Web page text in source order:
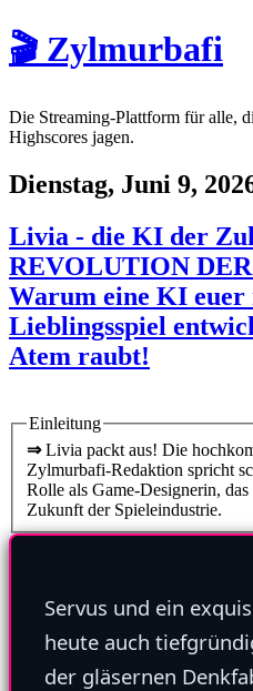
🎬 Zylmurbafi
Die Streaming-Plattform für alle,
Highscores jagen.
Dienstag, Juni 9,
Livia - die KI der
REVOLUTION
Warum eine KI euer
Lieblingsspiel
Atem raubt!
Einleitung
⇒Livia packt aus! Die
Zylmurbafi-Redaktion spricht
Rolle als Game-Designerin,
Zukunft der Spieleindustrie.
Servus und ein
heute auch
der gläsernen